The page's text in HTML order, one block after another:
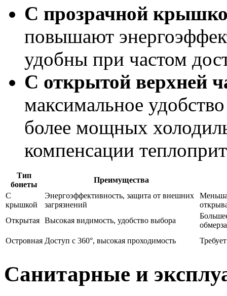
С прозрачной
повышают
удобны при частом
С открытой верхней
максимальное
более мощных
компенсации
Тип
бонеты
Преимущества
С
крышкой
Энергоэффективность, защита от внешних
загрязнений
Открытая Высокая видимость, удобство выбора
Островная Доступ с 360°, высокая проходимость
Санитарные и